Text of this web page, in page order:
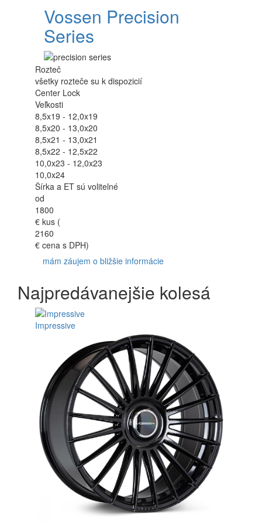
Vossen Precision
Series
Rozteč
všetky rozteče su k dispozicií
Center Lock
Veľkosti
8,5x19 - 12,0x19
8,5x20 - 13,0x20
8,5x21 - 13,0x21
8,5x22 - 12,5x22
10,0x23 - 12,0x23
10,0x24
Šírka a ET sú volitelné
od
1800
€ kus (
2160
€ cena s DPH)
mám záujem o bližšie informácie
Najpredávanejšie kolesá
Impressive